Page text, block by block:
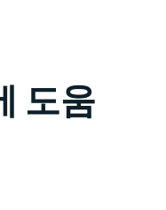
도움